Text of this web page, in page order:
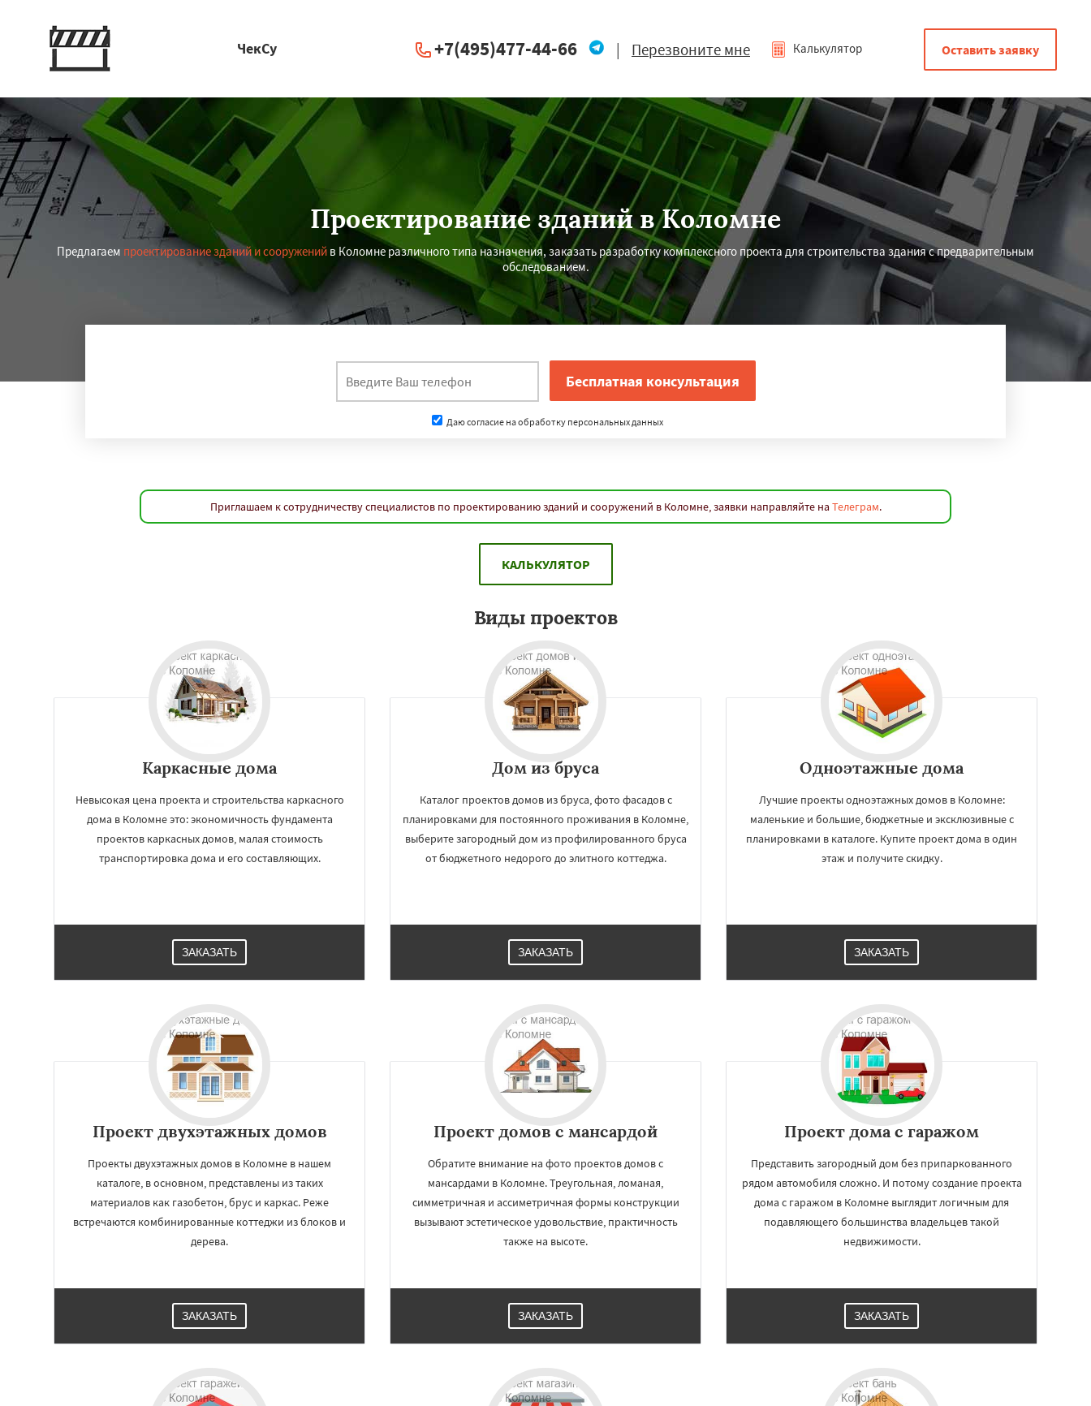
регионам
×
ЧекСу +7(495)477-44-66 | Перезвоните мне Калькулятор Оставить заявку
Проектирование зданий в Коломне
Предлагаем проектирование зданий и сооружений в Коломне различного типа назначения, заказать разработку комплексного проекта для строительства здания с предварительным
обследованием.
Даю согласие на обработку персональных данных
Приглашаем к сотрудничеству специалистов по проектированию зданий и сооружений в Коломне, заявки направляйте на Телеграм.
КАЛЬКУЛЯТОР
Виды проектов
Каркасные дома
Невысокая цена проекта и строительства каркасного
дома в Коломне это: экономичность фундамента
проектов каркасных домов, малая стоимость
транспортировка дома и его составляющих.
ЗАКАЗАТЬ
Дом из бруса
Каталог проектов домов из бруса, фото фасадов с
планировками для постоянного проживания в Коломне,
выберите загородный дом из профилированного бруса
от бюджетного недорого до элитного коттеджа.
ЗАКАЗАТЬ
Одноэтажные дома
Лучшие проекты одноэтажных домов в Коломне:
маленькие и большие, бюджетные и эксклюзивные с
планировками в каталоге. Купите проект дома в один
этаж и получите скидку.
ЗАКАЗАТЬ
Проект двухэтажных домов
Проекты двухэтажных домов в Коломне в нашем
каталоге, в основном, представлены из таких
материалов как газобетон, брус и каркас. Реже
встречаются комбинированные коттеджи из блоков и
дерева.
ЗАКАЗАТЬ
Проект домов с мансардой
Обратите внимание на фото проектов домов с
мансардами в Коломне. Треугольная, ломаная,
симметричная и ассиметричная формы конструкции
вызывают эстетическое удовольствие, практичность
также на высоте.
ЗАКАЗАТЬ
Проект дома с гаражом
Представить загородный дом без припаркованного
рядом автомобиля сложно. И потому создание проекта
дома с гаражом в Коломне выглядит логичным для
подавляющего большинства владельцев такой
недвижимости.
ЗАКАЗАТЬ
УЗНАТЬ ПОДРОБНЕЕ